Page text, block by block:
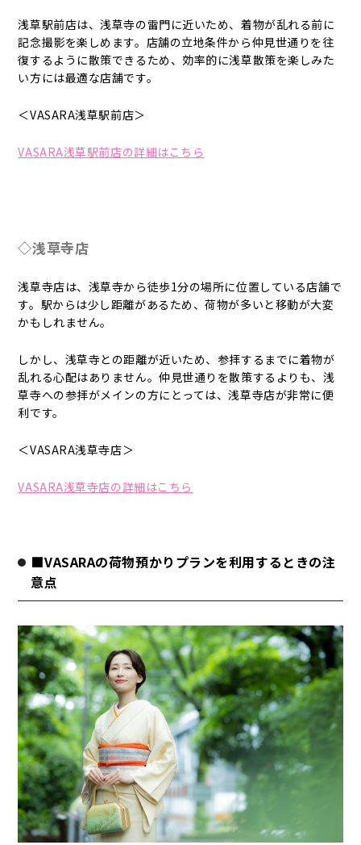
浅草駅前店は、浅草寺の雷門に近いため、着物が乱れる前に
記念撮影を楽しめます。店舗の立地条件から仲見世通りを往
復するように散策できるため、効率的に浅草散策を楽しみた
い方には最適な店舗です。
＜VASARA浅草駅前店＞
VASARA浅草駅前店の詳細はこちら
◇浅草寺店
浅草寺店は、浅草寺から徒歩1分の場所に位置している店舗で
す。駅からは少し距離があるため、荷物が多いと移動が大変
かもしれません。
しかし、浅草寺との距離が近いため、参拝するまでに着物が
乱れる心配はありません。仲見世通りを散策するよりも、浅
草寺への参拝がメインの方にとっては、浅草寺店が非常に便
利です。
＜VASARA浅草寺店＞
VASARA浅草寺店の詳細はこちら
■VASARAの荷物預かりプランを利用するときの注
意点